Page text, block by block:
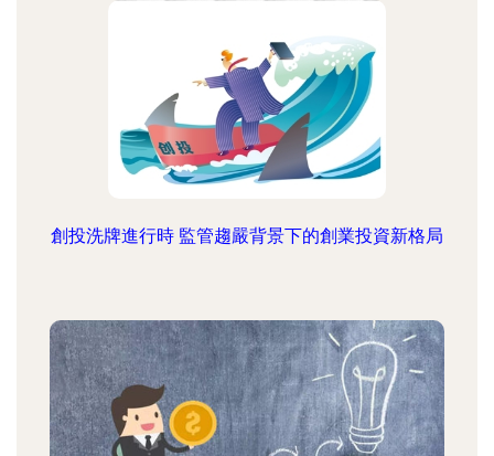
創投洗牌進行時 監管趨嚴背景下的創業投資新格局